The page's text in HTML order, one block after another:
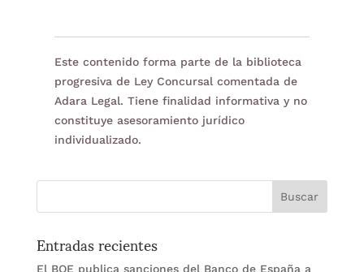
Este contenido forma parte de la biblioteca
progresiva de Ley Concursal comentada de
Adara Legal. Tiene finalidad informativa y no
constituye asesoramiento jurídico
individualizado.
Entradas recientes
El BOE publica sanciones del Banco de España a